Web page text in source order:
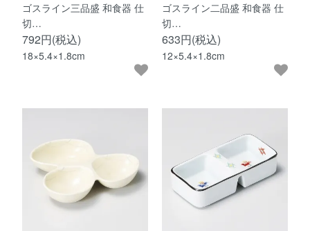
ゴスライン三品盛 和食器 仕
切…
792円(税込)
18×5.4×1.8cm
ゴスライン二品盛 和食器 仕
切…
633円(税込)
12×5.4×1.8cm